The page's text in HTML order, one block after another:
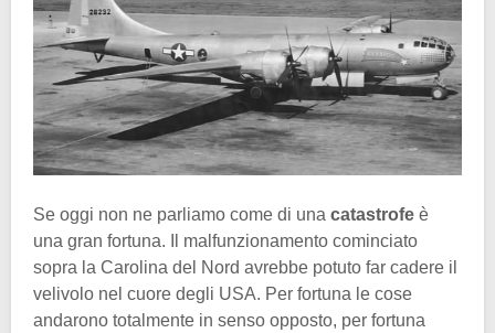
Se oggi non ne parliamo come di una catastrofe è
una gran fortuna. Il malfunzionamento cominciato
sopra la Carolina del Nord avrebbe potuto far cadere il
velivolo nel cuore degli USA. Per fortuna le cose
andarono totalmente in senso opposto, per fortuna